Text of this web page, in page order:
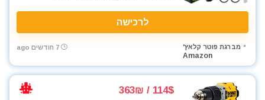
לרכישה
מברגת פוטר קלאץ'
Amazon
7 חודשים ago
114$ / 363₪